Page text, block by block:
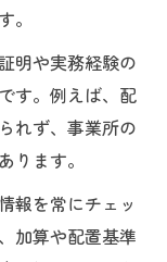
。
明や実務経験の
す。例えば、配
れず、事業所の
ります。
報を常にチェッ
加算や配置基準